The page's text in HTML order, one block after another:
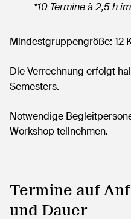
*10 Termine à 2,5 h
Mindestgruppengröße: 12
Die Verrechnung erfolgt
Semesters.
Notwendige
Workshop teilnehmen.
Termine auf
und Dauer